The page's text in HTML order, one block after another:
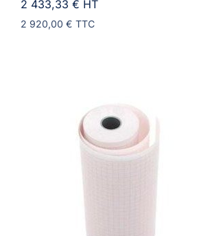
2 433,33 € HT
2 920,00 € TTC